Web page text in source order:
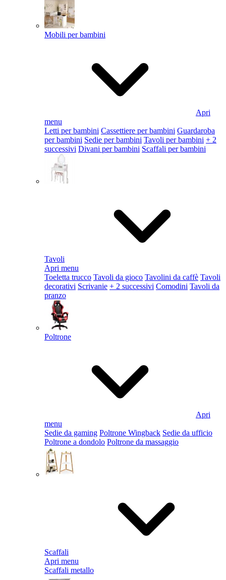
Mobili per bambini
Apri
menu
Letti per bambini Cassettiere per bambini Guardaroba
per bambini Sedie per bambini Tavoli per bambini + 2
successivi Divani per bambini Scaffali per bambini
Tavoli
Apri menu
Toeletta trucco Tavoli da gioco Tavolini da caffè Tavoli
decorativi Scrivanie + 2 successivi Comodini Tavoli da
pranzo
Poltrone
Apri
menu
Sedie da gaming Poltrone Wingback Sedie da ufficio
Poltrone a dondolo Poltrone da massaggio
Scaffali
Apri menu
Scaffali metallo